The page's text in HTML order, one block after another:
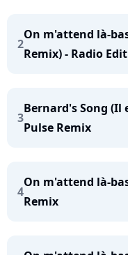
2
On m'attend là-
Remix) - Radio Edit
3
Bernard's Song (Il
Pulse Remix
4
On m'attend là-
Remix